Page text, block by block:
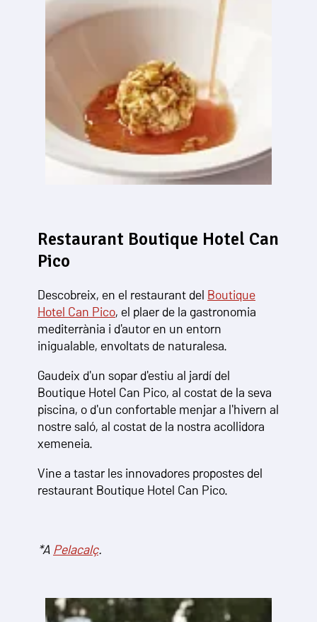
Restaurant Boutique Hotel Can
Pico
Descobreix, en el restaurant del Boutique
Hotel Can Pico, el plaer de la gastronomia
mediterrània i d'autor en un entorn
inigualable, envoltats de naturalesa.
Gaudeix d'un sopar d'estiu al jardí del
Boutique Hotel Can Pico, al costat de la seva
piscina, o d'un confortable menjar a l'hivern al
nostre saló, al costat de la nostra acollidora
xemeneia.
Vine a tastar les innovadores propostes del
restaurant Boutique Hotel Can Pico.
*A Pelacalç.